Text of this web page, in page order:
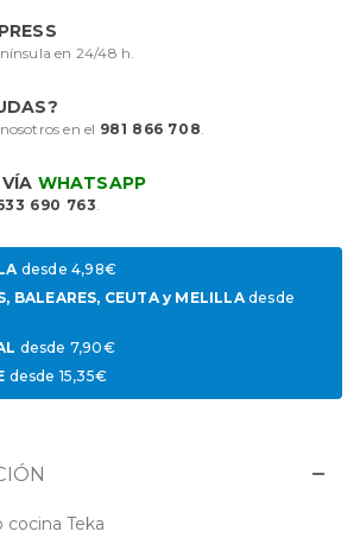
en 24/48 h.
en el 981 866 708
WHATSAPP
690 763
desde 4,98€
BALEARES, CEUTA y MELILLAdesde
desde 7,90€
desde 15,35€
Teka